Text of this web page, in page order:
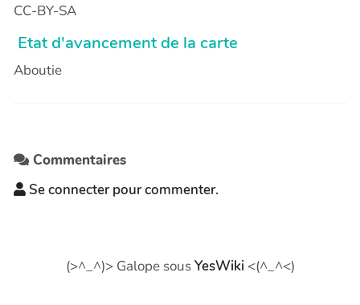
CC-BY-SA
Etat d'avancement de la carte
Aboutie
Commentaires
Se connecter pour commenter.
(>^_^)> Galope sousYesWiki <(^_^<)